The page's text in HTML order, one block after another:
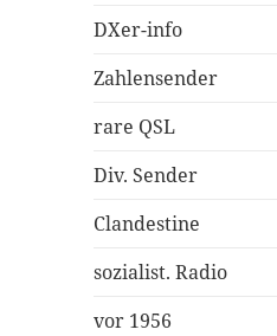
DXer-info
Zahlensender
rare QSL
Div. Sender
Clandestine
sozialist. Radio
vor 1956